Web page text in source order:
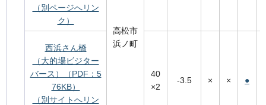
（別ページへリン
ク）
高松市
浜ノ町
西浜さん橋
（大的場ビジター
バース）（PDF：5
76KB）
（別サイトへリン
40
×2
-3.5 × × ●